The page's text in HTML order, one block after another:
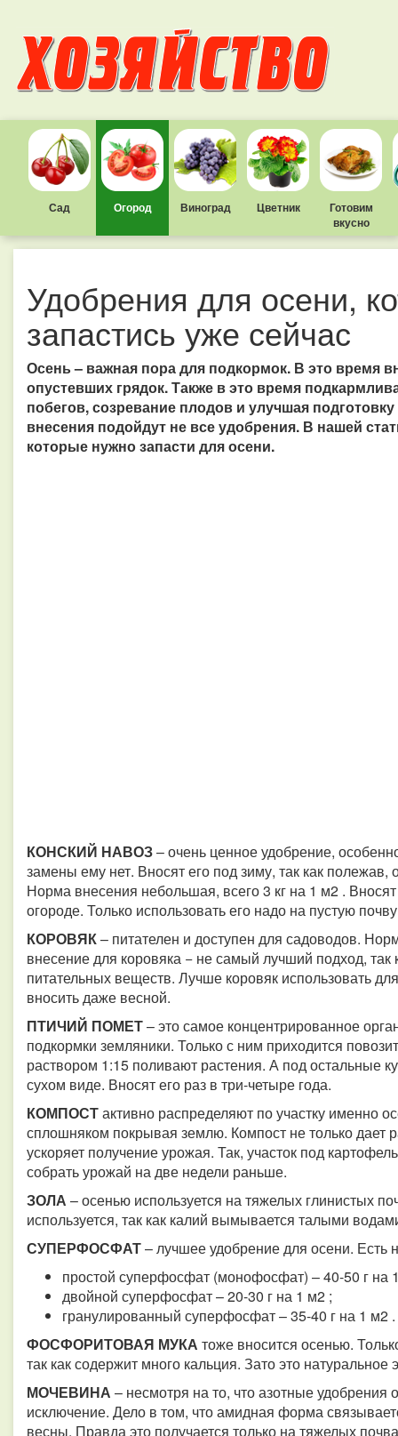
Сад Огород Виноград Цветник
Готовим
вкусно
Удобрения для осени,
запастись уже сейчас
Осень – важная пора для подкормок. В это время
опустевших грядок. Также в это время
побегов, созревание плодов и улучшая
внесения подойдут не все удобрения. В нашей
которые нужно запасти для осени.
КОНСКИЙ НАВОЗ– очень ценное удобрение,
замены ему нет. Вносят его под зиму, так как полежав,
Норма внесения небольшая, всего 3 кг на 1 м2 .
огороде. Только использовать его надо на пустую
КОРОВЯК– питателен и доступен для садоводов.
внесение для коровяка − не самый лучший подход, так
питательных веществ. Лучше коровяк использовать
вносить даже весной.
ПТИЧИЙ ПОМЕТ– это самое концентрированное
подкормки земляники. Только с ним приходится
раствором 1:15 поливают растения. А под остальные
сухом виде. Вносят его раз в три-четыре года.
КОМПОСТактивно распределяют по участку именно
сплошняком покрывая землю. Компост не только дает
ускоряет получение урожая. Так, участок под
собрать урожай на две недели раньше.
ЗОЛА – осенью используется на тяжелых глинистых
используется, так как калий вымывается талыми
СУПЕРФОСФАТ– лучшее удобрение для осени. Есть
простой суперфосфат (монофосфат) – 40-50 г на
двойной суперфосфат – 20-30 г на 1 м2 ;
гранулированный суперфосфат – 35-40 г на 1 м2 .
ФОСФОРИТОВАЯ МУКА тоже вносится осенью.
так как содержит много кальция. Зато это натуральное
МОЧЕВИНА – несмотря на то, что азотные удобрения
исключение. Дело в том, что амидная форма
весны. Правда это получается только на тяжелых